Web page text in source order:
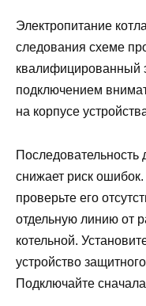
Электропитание
следования схеме
квалифицированный
подключением
на корпусе
снижает риск
проверьте его
отдельную линию от
котельной.
устройство
Подключайте